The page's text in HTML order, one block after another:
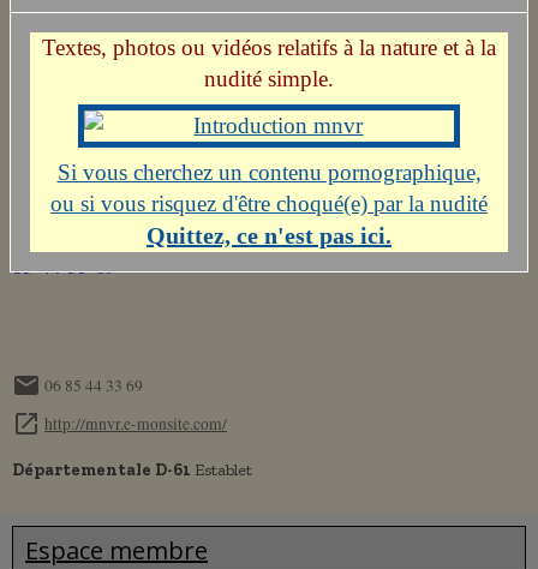
Bâtons de randonnée facultatifs
Casse-croûte et suffisamment d'eau.
N'hésitez pas à nous contacter pour de plus amples
renseignements.
Si vous êtes intéressé(e)s, me prévenir au plus tôt au : 06
85 44 33 69
06 85 44 33 69
http://mnvr.e-monsite.com/
Départementale D-61 Establet
Espace membre
Textes, photos ou vidéos relatifs à la nature et à la
nudité simple.
Si vous cherchez un contenu pornographique,
ou si vous risquez d'être choqué(e) par la nudité
Quittez, ce n'est pas ici.